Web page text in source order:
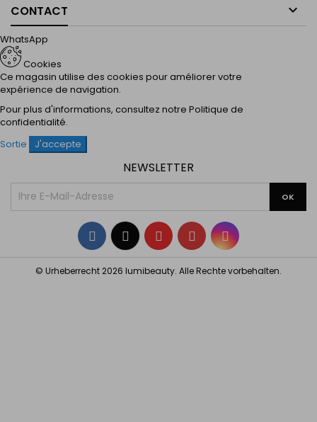
CONTACT 
WhatsApp
Cookies
Ce magasin utilise des cookies pour améliorer votre
expérience de navigation.
Pour plus d'informations, consultez notre Politique de
confidentialité.
Sortie
J'accepte
NEWSLETTER
Facebook
TwitterYouTubePinterestInstagram
© Urheberrecht 2026 lumibeauty. Alle Rechte vorbehalten.